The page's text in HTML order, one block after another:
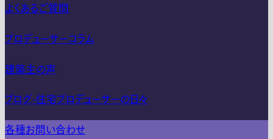
よくあるご質問
プロデューサーコラム
建築主の声
ブログ-住宅プロデューサーの日々
各種お問い合わせ